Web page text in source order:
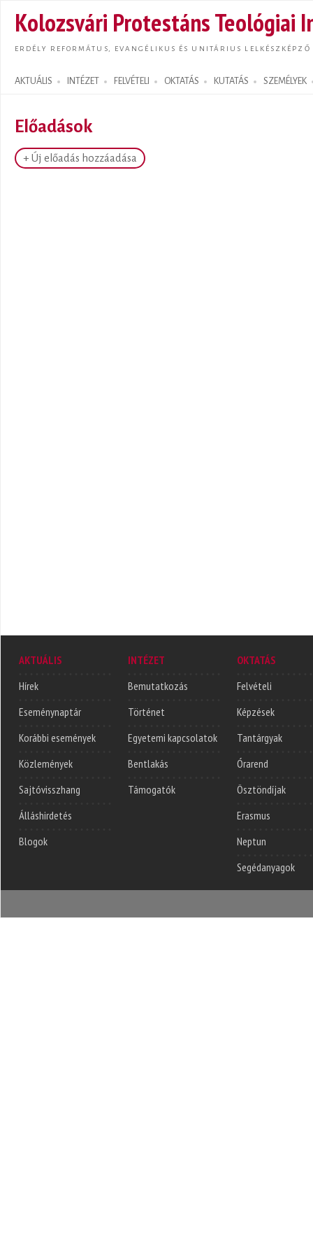
Kolozsvári Protestáns Teológiai
ERDÉLY REFORMÁTUS, EVANGÉLIKUS ÉS UNITÁRIUS LELKÉSZKÉPZŐ
AKTUÁLIS INTÉZET FELVÉTELI OKTATÁS KUTATÁS SZEMÉLYEK
Search form
Előadások
+ Új előadás hozzáadása
AKTUÁLIS
Hírek
Eseménynaptár
Korábbi események
Közlemények
Sajtóvisszhang
Álláshirdetés
Blogok
INTÉZET
Bemutatkozás
Történet
Egyetemi kapcsolatok
Bentlakás
Támogatók
OKTATÁS
Felvételi
Képzések
Tantárgyak
Órarend
Ösztöndíjak
Erasmus
Neptun
Segédanyagok